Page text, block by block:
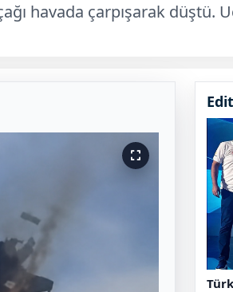
havada çarpışarak düştü.